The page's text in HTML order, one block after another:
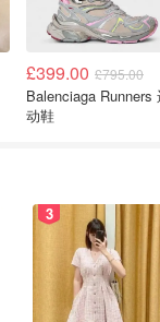
£399.00 £795.00
Balenciaga Runners
动鞋
3